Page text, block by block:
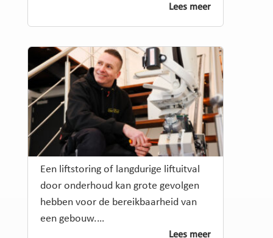
Lees meer
Een liftstoring of langdurige liftuitval
door onderhoud kan grote gevolgen
hebben voor de bereikbaarheid van
een gebouw.…
Lees meer